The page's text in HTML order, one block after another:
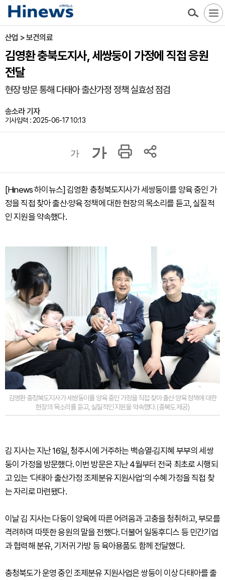
산업 > 보건의료
김영환 충북도지사, 세쌍둥이 가정에 직접 응원
전달
현장 방문 통해 다태아 출산가정 정책 실효성 점검
송소라 기자
기사입력 : 2025-06-17 10:13
가 가
[Hinews 하이뉴스] 김영환 충청북도지사가 세쌍둥이를 양육 중인 가
정을 직접 찾아 출산·양육 정책에 대한 현장의 목소리를 듣고, 실질적
인 지원을 약속했다.
김영환 충청북도지사가 세쌍둥이를 양육 중인 가정을 직접 찾아 출산·양육 정책에 대한
현장의 목소리를 듣고, 실질적인 지원을 약속했다. (충북도 제공)
김 지사는 지난 16일, 청주시에 거주하는 백승열·김지혜 부부의 세쌍
둥이 가정을 방문했다. 이번 방문은 지난 4월부터 전국 최초로 시행되
고 있는 ‘다태아 출산가정 조제분유 지원사업’의 수혜 가정을 직접 찾
는 자리로 마련됐다.
이날 김 지사는 다둥이 양육에 따른 어려움과 고충을 청취하고, 부모를
격려하며 따뜻한 응원의 말을 전했다. 더불어 일동후디스 등 민간기업
과 협력해 분유, 기저귀 가방 등 육아용품도 함께 전달했다.
충청북도가 운영 중인 조제분유 지원사업은 쌍둥이 이상 다태아를 출